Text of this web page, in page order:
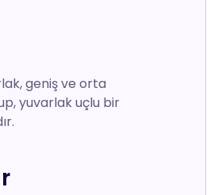
geniş ve orta
yuvarlak uçlu bir